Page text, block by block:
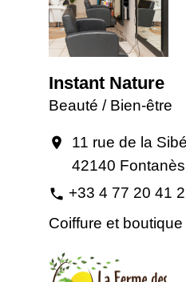
Instant Nature
Beauté / Bien-être
location_on
11 rue de la
42140 Fontanès
phone +33 4 77 20 41
Coiffure et boutique